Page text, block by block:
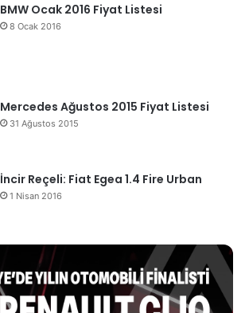
BMW Ocak 2016 Fiyat Listesi
8 Ocak 2016
Mercedes Ağustos 2015 Fiyat Listesi
31 Ağustos 2015
İncir Reçeli: Fiat Egea 1.4 Fire Urban
1 Nisan 2016